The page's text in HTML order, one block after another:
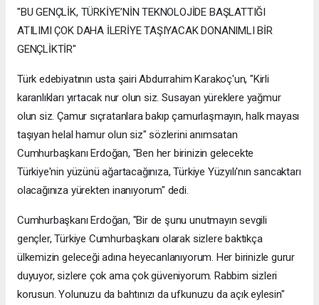
"BU GENÇLİK, TÜRKİYE’NİN TEKNOLOJİDE BAŞLATTIĞI
ATILIMI ÇOK DAHA İLERİYE TAŞIYACAK DONANIMLI BİR
GENÇLİKTİR"
Türk edebiyatının usta şairi Abdurrahim Karakoç'un, "Kirli
karanlıkları yırtacak nur olun siz. Susayan yüreklere yağmur
olun siz. Çamur sıçratanlara bakıp çamurlaşmayın, halk mayası
taşıyan helal hamur olun siz" sözlerini anımsatan
Cumhurbaşkanı Erdoğan, "Ben her birinizin gelecekte
Türkiye'nin yüzünü ağartacağınıza, Türkiye Yüzyılı'nın sancaktarı
olacağınıza yürekten inanıyorum" dedi.
Cumhurbaşkanı Erdoğan, "Bir de şunu unutmayın sevgili
gençler, Türkiye Cumhurbaşkanı olarak sizlere baktıkça
ülkemizin geleceği adına heyecanlanıyorum. Her birinizle gurur
duyuyor, sizlere çok ama çok güveniyorum. Rabbim sizleri
korusun. Yolunuzu da bahtınızı da ufkunuzu da açık eylesin"